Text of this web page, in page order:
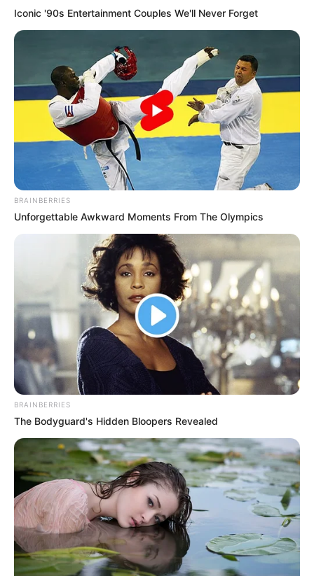
FAÇA O SEU COMENTÁRIO AQUI!
FALE CONOSCO
Nome
Mensagem
BUSCAR
DESTAQUES
As 7 pautas que dominam a vida dos ACS e ACE
Agosto 07, 2026
Como usar códigos na Netflix para desbloquear
categorias ocultas.
Agosto 07, 2026
Brasil registra maior número de estupros em
cinco anos e expõe avanço da violência sexual.
Agosto 07, 2026
Iconic '90s Entertainment Couples We'll Never Forget
BRAINBERRIES
Unforgettable Awkward Moments From The Olympics
BRAINBERRIES
The Bodyguard's Hidden Bloopers Revealed